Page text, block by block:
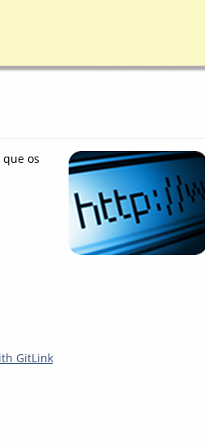
os
GitLink